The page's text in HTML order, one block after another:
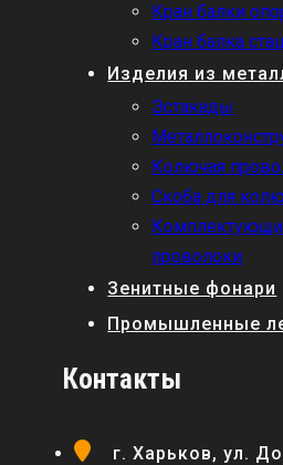
Кран балки
Кран балка
Изделия из
Эстакады
Колючая
Скоба для
проволоки
Зенитные фонари
Промышленные
Контакты
г. Харьков, ул.